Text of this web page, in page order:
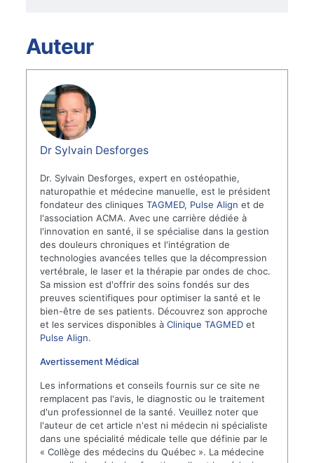
Auteur
Dr Sylvain Desforges
Dr. Sylvain Desforges, expert en ostéopathie,
naturopathie et médecine manuelle, est le président
fondateur des cliniquesTAGMED, Pulse Align et de
l'association ACMA. Avec une carrière dédiée à
l'innovation en santé, il se spécialise dans la gestion
des douleurs chroniques et l'intégration de
technologies avancées telles que la décompression
vertébrale, le laser et la thérapie par ondes de choc.
Sa mission est d'offrir des soins fondés sur des
preuves scientifiques pour optimiser la santé et le
bien-être de ses patients. Découvrez son approche
et les services disponibles àClinique TAGMED et
Pulse Align.
Avertissement Médical
Les informations et conseils fournis sur ce site ne
remplacent pas l'avis, le diagnostic ou le traitement
d'un professionnel de la santé. Veuillez noter que
l'auteur de cet article n'est ni médecin ni spécialiste
dans une spécialité médicale telle que définie par le
« Collège des médecins du Québec ». La médecine